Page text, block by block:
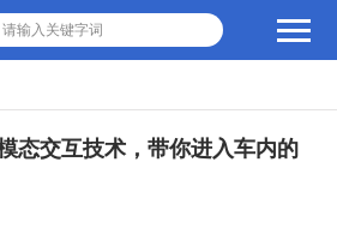
请输入关键字词
态交互技术，带你进入车内的